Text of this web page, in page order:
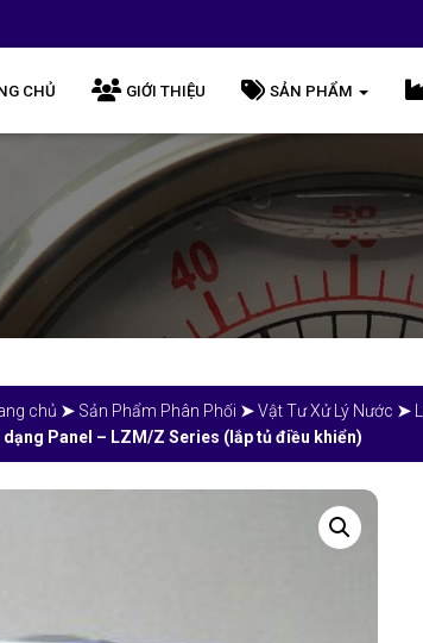
CHỦ GIỚI THIỆU SẢN PHẨM
chủ ➤ Sản Phẩm Phân Phối ➤Vật Tư Xử Lý Nước ➤
dạng Panel – LZM/Z Series (lắp tủ điều khiển)